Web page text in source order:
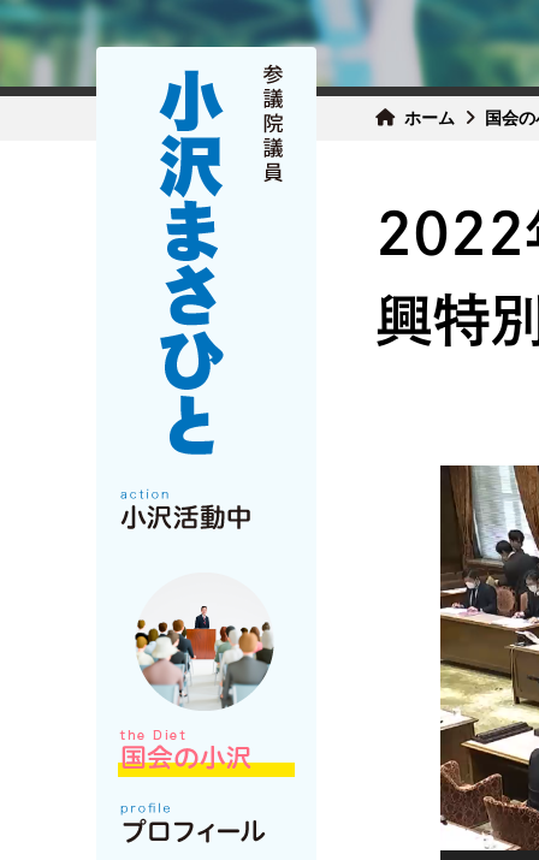
ホーム 国会
2022
興特